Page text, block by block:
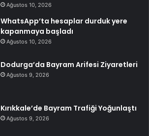
Ağustos 10, 2026
WhatsApp’ta hesaplar durduk yere
kapanmaya başladı
Ağustos 10, 2026
Dodurga’da Bayram Arifesi Ziyaretleri
Ağustos 9, 2026
Kırıkkale’de Bayram Trafiği Yoğunlaştı
Ağustos 9, 2026